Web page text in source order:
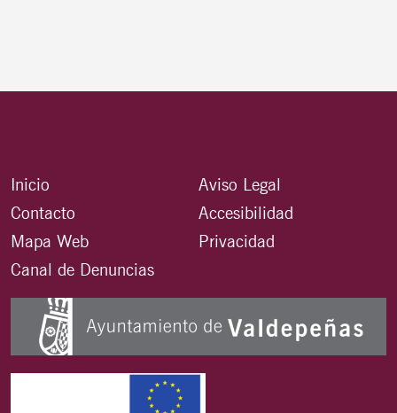
Inicio
Contacto
Mapa Web
Canal de Denuncias
Aviso Legal
Accesibilidad
Privacidad